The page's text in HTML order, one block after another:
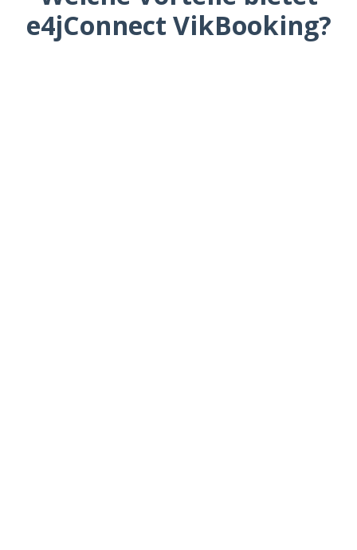
e4jConnect VikBooking?